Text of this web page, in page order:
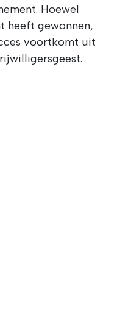
Hoewel
heeft gewonnen,
voortkomt uit